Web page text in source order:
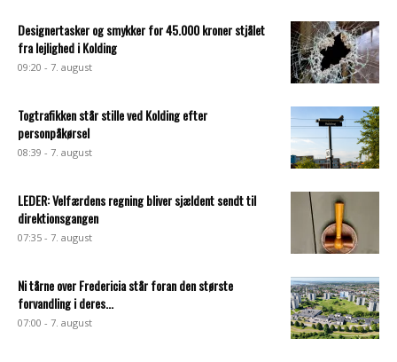
Designertasker og smykker for 45.000 kroner stjålet
fra lejlighed i Kolding
09:20 - 7. august
Togtrafikken står stille ved Kolding efter
personpåkørsel
08:39 - 7. august
LEDER: Velfærdens regning bliver sjældent sendt til
direktionsgangen
07:35 - 7. august
Ni tårne over Fredericia står foran den største
forvandling i deres...
07:00 - 7. august